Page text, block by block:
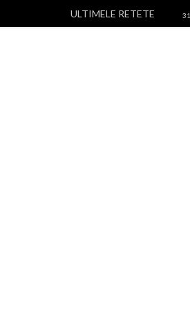
ULTIMELE RETETE